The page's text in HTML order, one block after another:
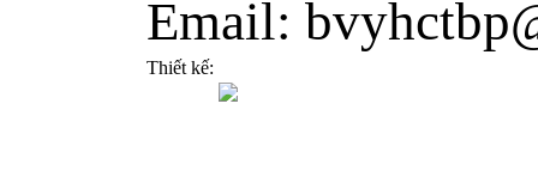
Email:
Thiết kế: